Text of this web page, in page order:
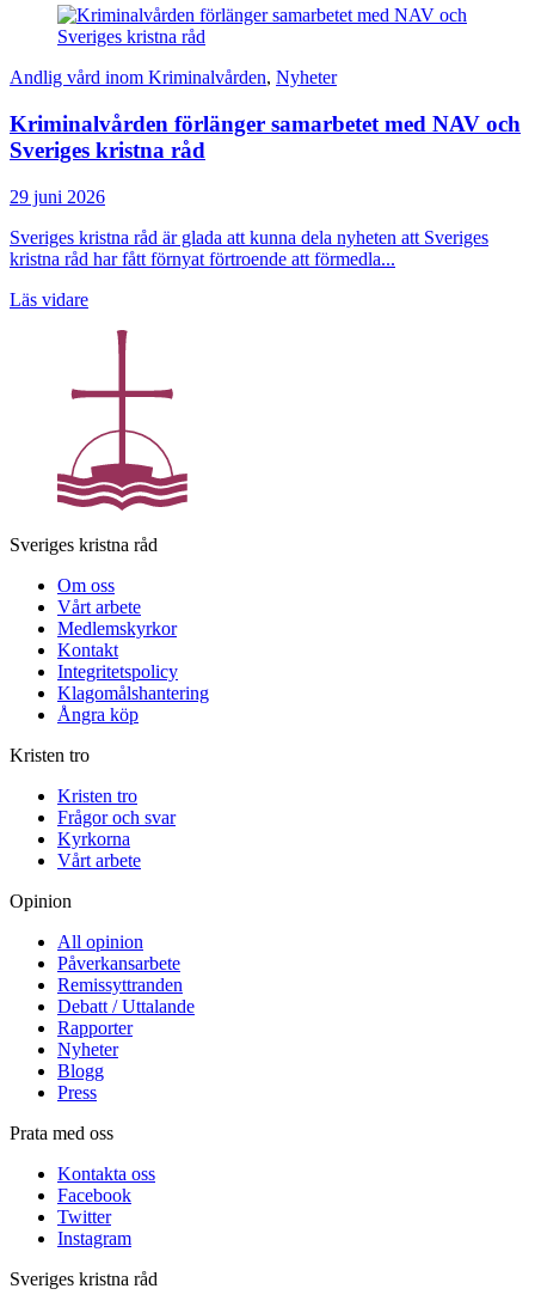
Andlig vård inom Kriminalvården, Nyheter
Kriminalvården förlänger samarbetet med NAV och
Sveriges kristna råd
29 juni 2026
Sveriges kristna råd är glada att kunna dela nyheten att Sveriges
kristna råd har fått förnyat förtroende att förmedla...
Läs vidare
Sveriges kristna råd
Om oss
Vårt arbete
Medlemskyrkor
Kontakt
Integritetspolicy
Klagomålshantering
Ångra köp
Kristen tro
Kristen tro
Frågor och svar
Kyrkorna
Vårt arbete
Opinion
All opinion
Påverkansarbete
Remissyttranden
Debatt / Uttalande
Rapporter
Nyheter
Blogg
Press
Prata med oss
Kontakta oss
Facebook
Twitter
Instagram
Sveriges kristna råd